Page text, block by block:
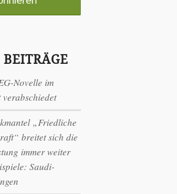
BEITRÄGE
Novelle im
„Friedliche
breitet sich die
immer weiter
Saudi-